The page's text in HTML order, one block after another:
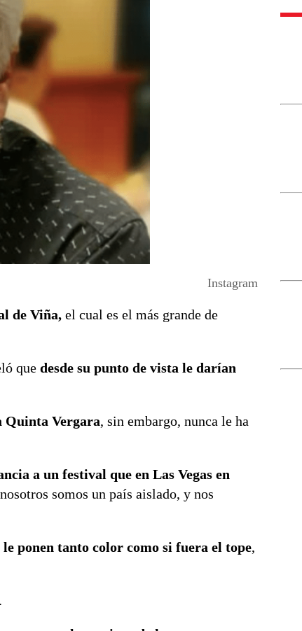
Instagram
de Viña, el cual es el más grande de
que desde su punto de vista le darían
Quinta Vergara, sin embargo, nunca le ha
a un festival que en Las Vegas en
nosotros somos un país aislado, y nos
ponen tanto color como si fuera el tope,
.